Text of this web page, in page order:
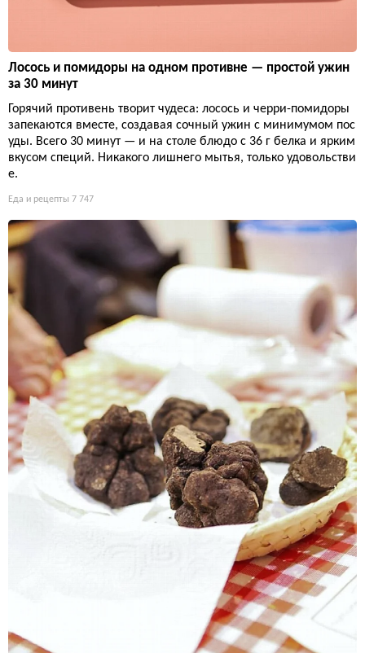
Лосось и помидоры на одном противне — простой ужин
за 30 минут
Горячий противень творит чудеса: лосось и черри-помидоры
запекаются вместе, создавая сочный ужин с минимумом пос
уды. Всего 30 минут — и на столе блюдо с 36 г белка и ярким
вкусом специй. Никакого лишнего мытья, только удовольстви
е.
Еда и рецепты 7 747